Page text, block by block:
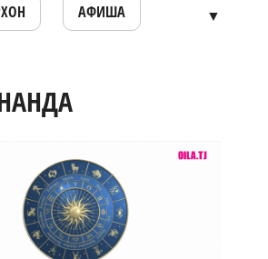
АФИША ▼